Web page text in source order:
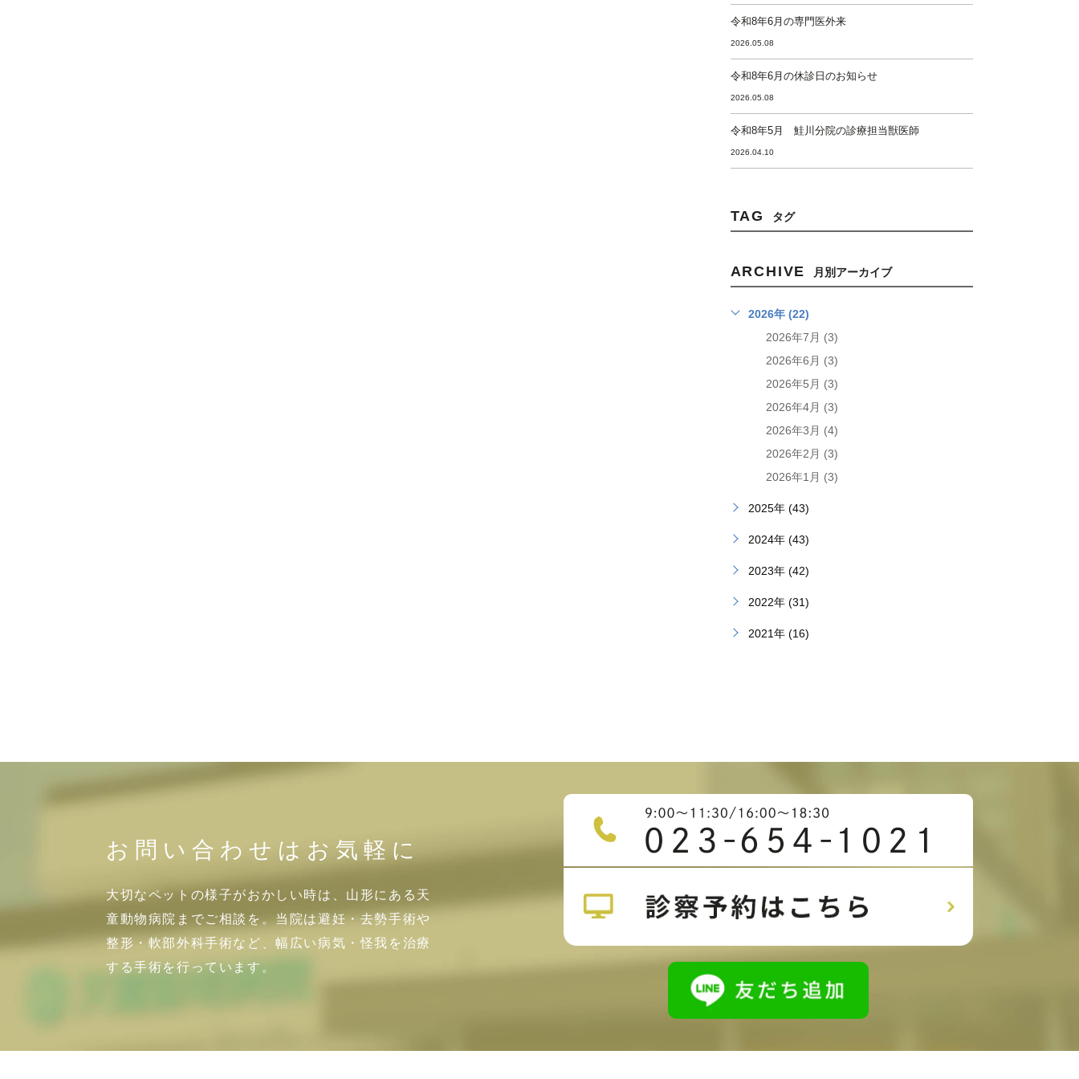
令和8年6月の専門医外来
2026.05.08
令和8年6月の休診日のお知らせ
2026.05.08
令和8年5月 鮭川分院の診療担当獣医師
2026.04.10
TAG タグ
ARCHIVE 月別アーカイブ
2026年 (22)
2026年7月 (3)
2026年6月 (3)
2026年5月 (3)
2026年4月 (3)
2026年3月 (4)
2026年2月 (3)
2026年1月 (3)
2025年 (43)
2024年 (43)
2023年 (42)
2022年 (31)
2021年 (16)
お問い合わせはお気軽に
大切なペットの様子がおかしい時は、山形にある天
童動物病院までご相談を。当院は避妊・去勢手術や
整形・軟部外科手術など、幅広い病気・怪我を治療
する手術を行っています。